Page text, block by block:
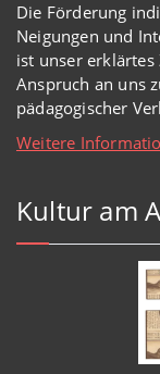
Die Förderung
Neigungen und
ist unser
Anspruch an uns
pädagogischer
Weitere
Kultur am